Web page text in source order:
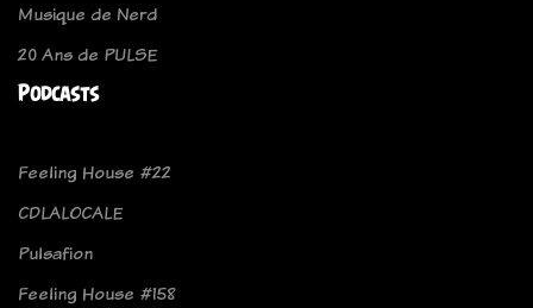
Musique de Nerd
20 Ans de PULSE
Podcasts
Feeling House #22
CDLALOCALE
Pulsafion
Feeling House #158